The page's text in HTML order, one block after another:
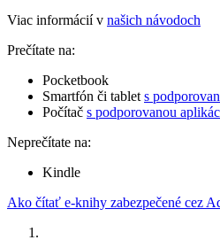
Viac informácií v našich návodoch
Prečítate na:
Pocketbook
Smartfón či tablet s
Počítač s podporovanou
Neprečítate na:
Kindle
Ako čítať e-knihy zabezpečené cez